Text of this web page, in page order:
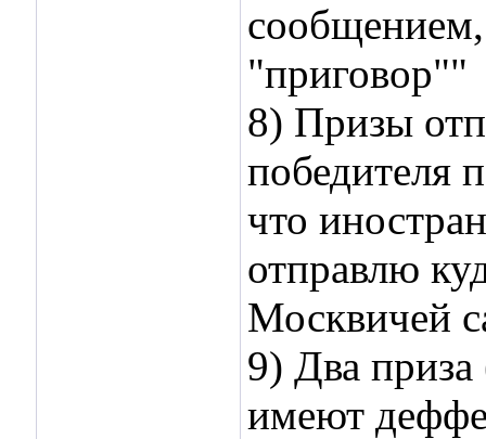
сообщением,
"приговор""
8) Призы
победителя
что
отправлю
Москвичей
9) Два
имеют